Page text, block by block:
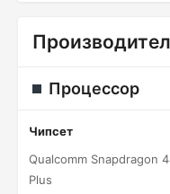
Процессор
Чипсет
Qualcomm Snapdragon
Plus